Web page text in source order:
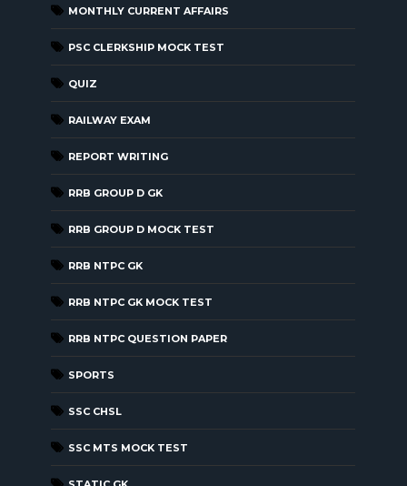
MONTHLY CURRENT AFFAIRS
PSC CLERKSHIP MOCK TEST
QUIZ
RAILWAY EXAM
REPORT WRITING
RRB GROUP D GK
RRB GROUP D MOCK TEST
RRB NTPC GK
RRB NTPC GK MOCK TEST
RRB NTPC QUESTION PAPER
SPORTS
SSC CHSL
SSC MTS MOCK TEST